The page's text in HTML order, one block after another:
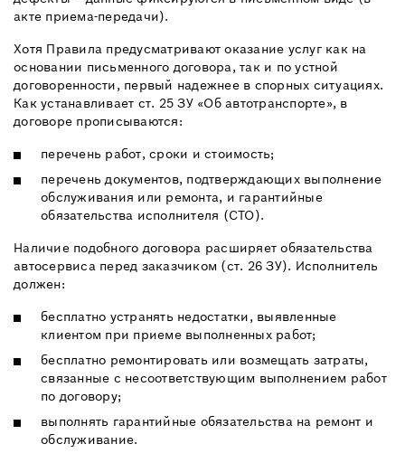
акте приема-передачи).
Хотя Правила предусматривают оказание услуг как на
основании письменного договора, так и по устной
договоренности, первый надежнее в спорных ситуациях.
Как устанавливает ст. 25 ЗУ «Об автотранспорте», в
договоре прописываются:
перечень работ, сроки и стоимость;
перечень документов, подтверждающих выполнение
обслуживания или ремонта, и гарантийные
обязательства исполнителя (СТО).
Наличие подобного договора расширяет обязательства
автосервиса перед заказчиком (ст. 26 ЗУ). Исполнитель
должен:
бесплатно устранять недостатки, выявленные
клиентом при приеме выполненных работ;
бесплатно ремонтировать или возмещать затраты,
связанные с несоответствующим выполнением работ
по договору;
выполнять гарантийные обязательства на ремонт и
обслуживание.